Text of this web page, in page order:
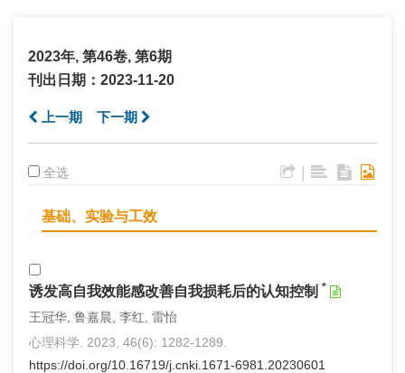
2023年, 第46卷, 第6期
刊出日期：2023-11-20
上一期 下一期
全选
基础、实验与工效
诱发高自我效能感改善自我损耗后的认知控制 *
王冠华, 鲁嘉晨, 李红, 雷怡
心理科学. 2023, 46(6): 1282-1289.
https://doi.org/10.16719/j.cnki.1671-6981.20230601